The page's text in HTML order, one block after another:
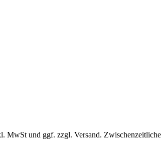
MwSt und ggf. zzgl. Versand.